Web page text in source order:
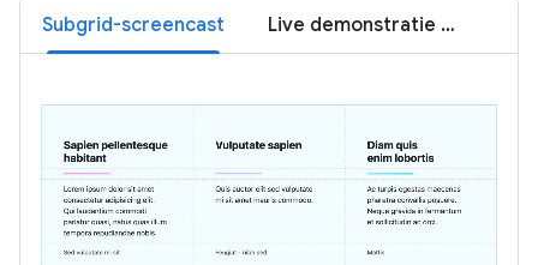
Subgrid-screencast Live demonstratie van Subgrid